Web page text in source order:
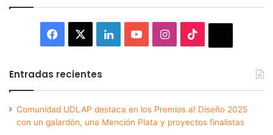
Facebook LinkedInYouTubeInstagram
Entradas recientes
Comunidad UDLAP destaca en los Premios a! Diseño 2025
con un galardón, una Mención Plata y proyectos finalistas